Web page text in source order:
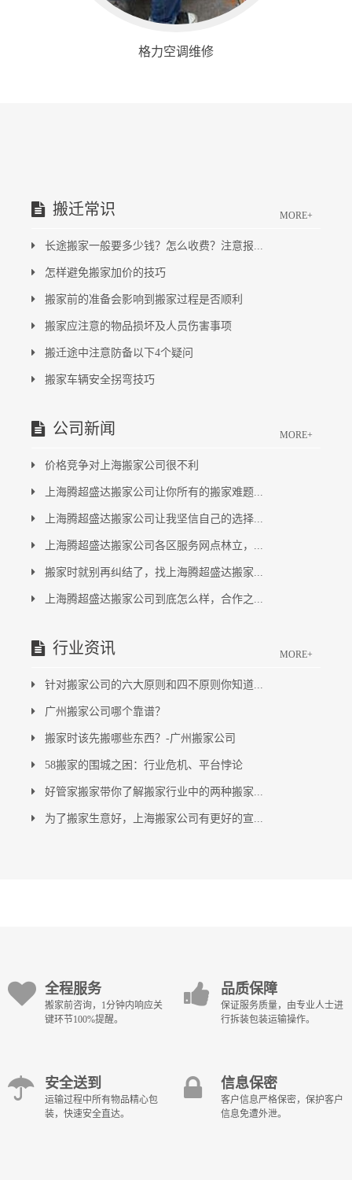
格力空调维修
搬迁常识 MORE+
长途搬家一般要多少钱？怎么收费？注意报...
怎样避免搬家加价的技巧
搬家前的准备会影响到搬家过程是否顺利
搬家应注意的物品损坏及人员伤害事项
搬迁途中注意防备以下4个疑问
搬家车辆安全拐弯技巧
公司新闻 MORE+
价格竞争对上海搬家公司很不利
上海腾超盛达搬家公司让你所有的搬家难题...
上海腾超盛达搬家公司让我坚信自己的选择...
上海腾超盛达搬家公司各区服务网点林立，...
搬家时就别再纠结了，找上海腾超盛达搬家...
上海腾超盛达搬家公司到底怎么样，合作之...
行业资讯 MORE+
针对搬家公司的六大原则和四不原则你知道...
广州搬家公司哪个靠谱？
搬家时该先搬哪些东西？-广州搬家公司
58搬家的围城之困：行业危机、平台悖论
好管家搬家带你了解搬家行业中的两种搬家...
为了搬家生意好，上海搬家公司有更好的宣...
全程服务
搬家前咨询，1分钟内响应关
键环节100%提醒。
品质保障
保证服务质量，由专业人士进
行拆装包装运输操作。
安全送到
运输过程中所有物品精心包
装，快速安全直达。
信息保密
客户信息严格保密，保护客户
信息免遭外泄。